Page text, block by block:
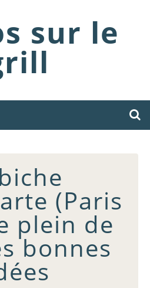
sur le
(Paris
plein de
bonnes